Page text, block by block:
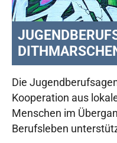
Die
Kooperation aus
Menschen im
Berufsleben